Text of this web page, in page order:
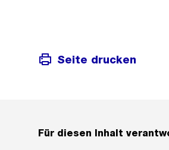
Seite drucken
Für diesen Inhalt